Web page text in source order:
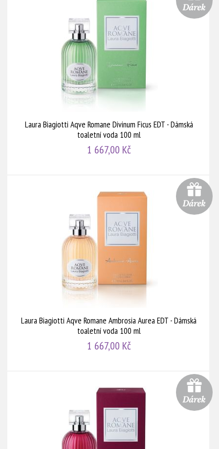
Laura Biagiotti Aqve Romane Divinum Ficus EDT - Dámská
toaletní voda 100 ml
1 667,00 Kč
Laura Biagiotti Aqve Romane Ambrosia Aurea EDT - Dámská
toaletní voda 100 ml
1 667,00 Kč